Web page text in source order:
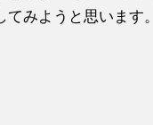
てみようと思います。